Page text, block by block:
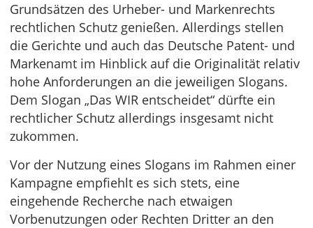
Grundsätzen des Urheber- und Markenrechts
rechtlichen Schutz genießen. Allerdings stellen
die Gerichte und auch das Deutsche Patent- und
Markenamt im Hinblick auf die Originalität relativ
hohe Anforderungen an die jeweiligen Slogans.
Dem Slogan „Das WIR entscheidet“ dürfte ein
rechtlicher Schutz allerdings insgesamt nicht
zukommen.
Vor der Nutzung eines Slogans im Rahmen einer
Kampagne empfiehlt es sich stets, eine
eingehende Recherche nach etwaigen
Vorbenutzungen oder Rechten Dritter an den